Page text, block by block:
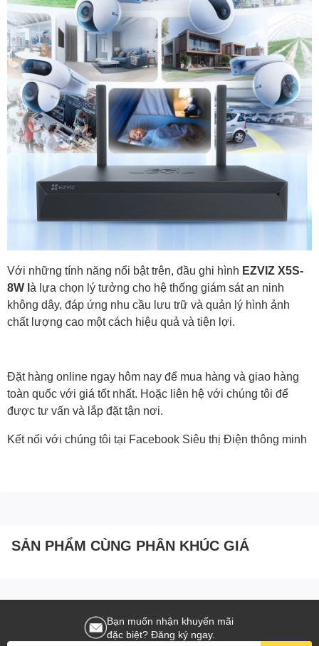
Với những tính năng nổi bật trên, đầu ghi hình EZVIZ X5S-
8W là lựa chọn lý tưởng cho hệ thống giám sát an ninh
không dây, đáp ứng nhu cầu lưu trữ và quản lý hình ảnh
chất lượng cao một cách hiệu quả và tiện lợi.
Đặt hàng online ngay hôm nay để mua hàng và giao hàng
toàn quốc với giá tốt nhất. Hoặc liên hệ với chúng tôi để
được tư vấn và lắp đặt tận nơi.
Kết nối với chúng tôi tại Facebook Siêu thị Điện thông minh
SẢN PHẨM CÙNG PHÂN KHÚC GIÁ
Bạn muốn nhận khuyến mãi
đặc biệt? Đăng ký ngay.